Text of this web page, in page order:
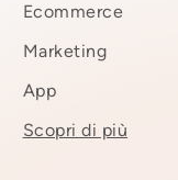
Ecommerce
Marketing
App
Scopri di più